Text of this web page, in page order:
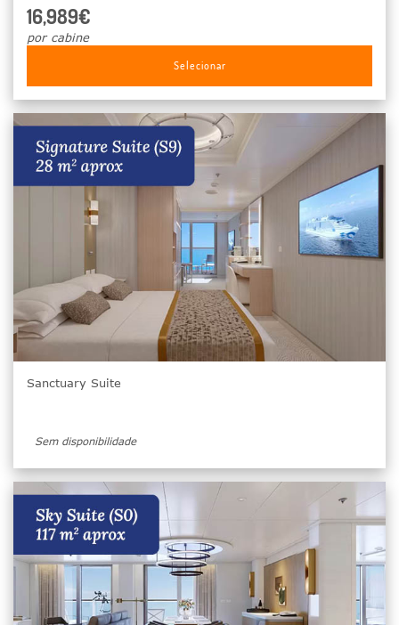
16,989€
por cabine
Selecionar
Sanctuary Suite
Sem disponibilidade